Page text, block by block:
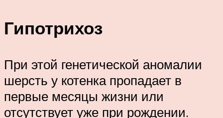
Гипотрихоз
При этой генетической аномалии
шерсть у котенка пропадает в
первые месяцы жизни или
отсутствует уже при рождении.